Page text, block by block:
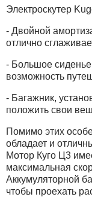
Электроскутер
- Двойной
отлично
- Большое
возможность
- Багажник,
положить свои
Помимо этих
обладает и
Мотор Куго Ц3
максимальная
Аккумуляторной
чтобы проехать